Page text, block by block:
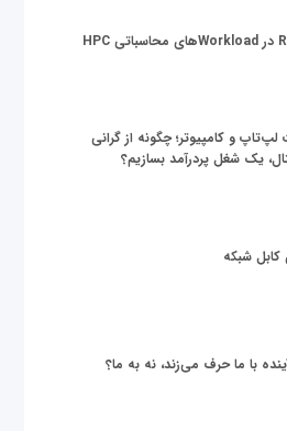
و کامپیوتر؛ چگونه از گرانی
یک شغل پردرآمد بسازیم؟
شبکه
با ما حرف می‌زند، نه به ما؟